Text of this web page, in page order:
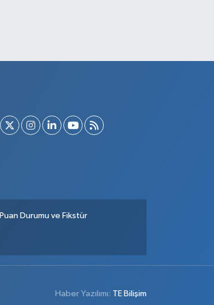
Puan Durumu ve Fikstür
Haber Yazılımı: TE Bilişim